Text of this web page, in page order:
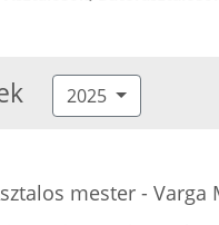
2025
mester - Varga